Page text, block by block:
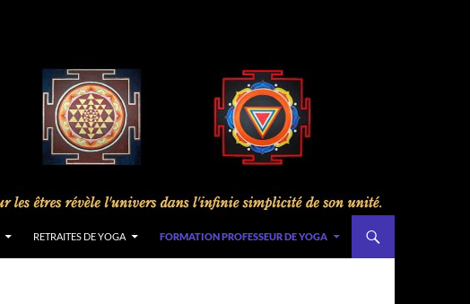
RETRAITES DE YOGA FORMATION PROFESSEUR DE YOGA